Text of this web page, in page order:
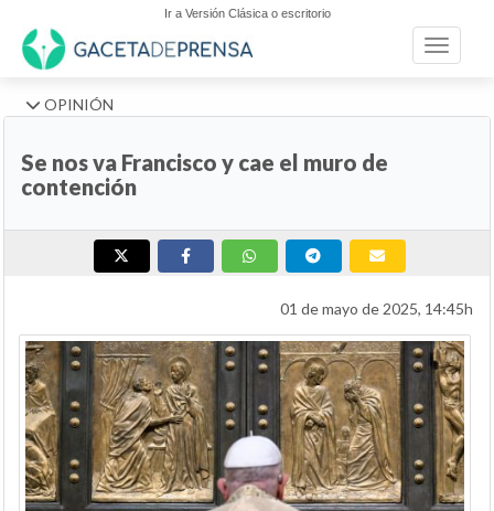
Ir a Versión Clásica o escritorio
Toggle
OPINIÓN
Se nos va Francisco y cae el muro de
contención
01 de mayo de 2025, 14:45h